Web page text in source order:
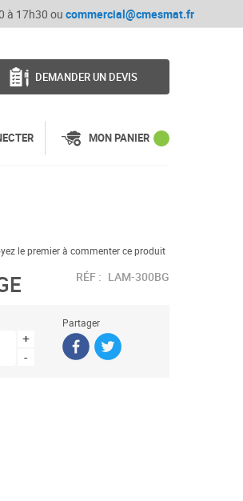
à 17h30 ou commercial@cmesmat.fr
DEMANDER UN DEVIS
MON PANIER
le premier à commenter ce produit
RÉF : LAM-300BG
+
-
Partager